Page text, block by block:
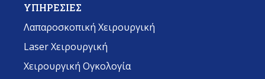
ΥΠΗΡΕΣΙΕΣ
Λαπαροσκοπική Χειρουργική
Laser Χειρουργική
Χειρουργική Ογκολογία